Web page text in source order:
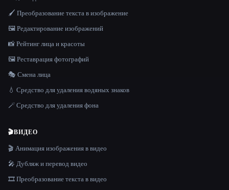
🖌️ Преобразование текста в изображение
🖼️ Редактирование изображений
📸 Рейтинг лица и красоты
🖼️ Реставрация фотографий
🎭 Смена лица
💧 Средство для удаления водяных знаков
🪄 Средство для удаления фона
🎬ВИДЕО
🎬 Анимация изображения в видео
🎤 Дубляж и перевод видео
🎞️ Преобразование текста в видео